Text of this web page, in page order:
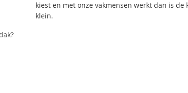
kiest en met onze vakmensen werkt dan is
klein.